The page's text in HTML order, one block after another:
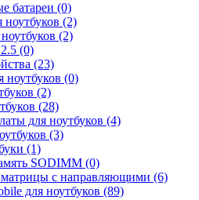
батареи (0)
ноутбуков (2)
(2)
(0)
(23)
ноутбуков (0)
(2)
(28)
для ноутбуков (4)
(3)
(1)
SODIMM (0)
с направляющими (6)
для ноутбуков (89)